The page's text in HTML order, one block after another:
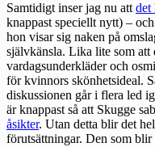
Samtidigt inser jag nu attdet
knappast speciellt nytt) –
hon visar sig naken på
självkänsla. Lika lite som att
vardagsunderkläder och
för kvinnors skönhetsideal.
diskussionen går i flera led
är knappast så att Skugge
åsikter. Utan detta blir det
förutsättningar. Den som